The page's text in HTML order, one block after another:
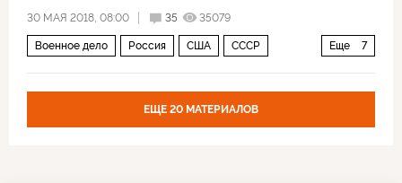
30 МАЯ 2018, 08:00 35 35079
Еще 7
Военное дело Россия США СССР
война наследие
ЕЩЕ 20 МАТЕРИАЛОВ